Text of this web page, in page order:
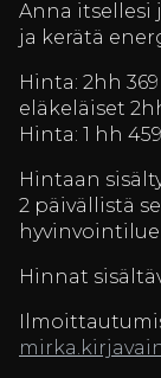
Anna itsellesi
ja kerätä
Hinta: 2hh
eläkeläiset
Hinta: 1 hh
Hintaan
2 päivällistä
Hinnat